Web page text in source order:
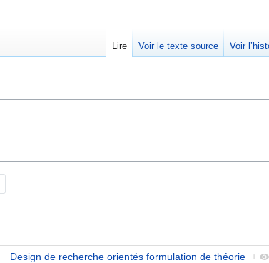
Design de recherche orientés formulation de théorie +
Lire Voir le texte source Voir